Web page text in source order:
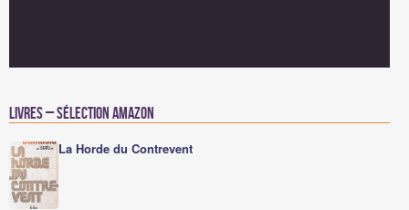
Livres – Sélection Amazon
La Horde du Contrevent